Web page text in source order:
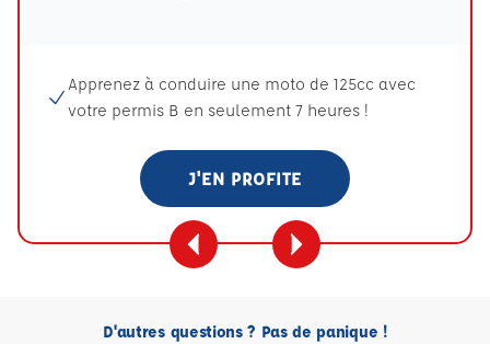
Apprenez à conduire une moto de 125cc avec
votre permis B en seulement 7 heures !
J'EN PROFITE
D'autres questions ? Pas de panique !